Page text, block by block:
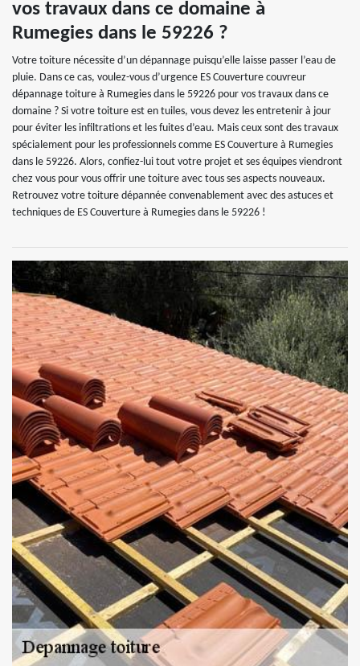
vos travaux dans ce domaine à
Rumegies dans le 59226 ?
Votre toiture nécessite d’un dépannage puisqu’elle laisse passer l’eau de
pluie. Dans ce cas, voulez-vous d’urgence ES Couverture couvreur
dépannage toiture à Rumegies dans le 59226 pour vos travaux dans ce
domaine ? Si votre toiture est en tuiles, vous devez les entretenir à jour
pour éviter les infiltrations et les fuites d’eau. Mais ceux sont des travaux
spécialement pour les professionnels comme ES Couverture à Rumegies
dans le 59226. Alors, confiez-lui tout votre projet et ses équipes viendront
chez vous pour vous offrir une toiture avec tous ses aspects nouveaux.
Retrouvez votre toiture dépannée convenablement avec des astuces et
techniques de ES Couverture à Rumegies dans le 59226 !